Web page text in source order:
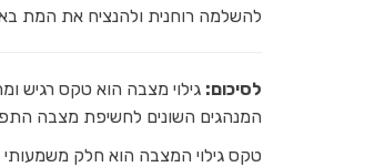
להשלמה רוחנית ולהנציח את המת
לסיכום: גילוי מצבה הוא טקס רגיש
המנהגים השונים לחשיפת מצבה
טקס גילוי המצבה הוא חלק